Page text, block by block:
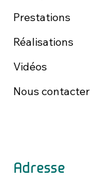
Prestations
Réalisations
Vidéos
Nous contacter
Adresse